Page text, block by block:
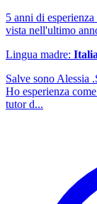
5 anni di
vista nell'ultimo
Lingua madre:
Salve sono Alessia
Ho esperienza
tutor d...